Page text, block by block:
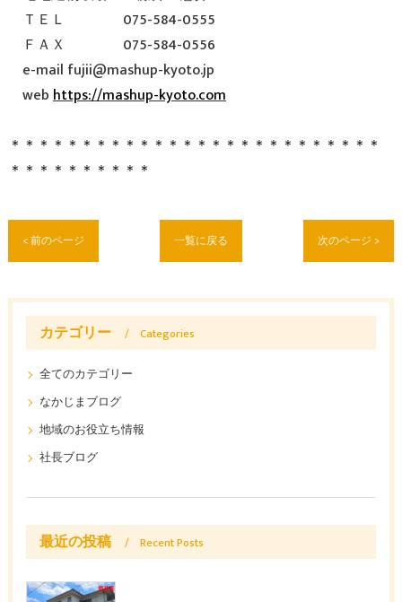
ＴＥＬ 075-584-0555
ＦＡＸ 075-584-0556
e-mail fujii@mashup-kyoto.jp
webhttps://mashup-kyoto.com
＊＊＊＊＊＊＊＊＊＊＊＊＊＊＊＊＊＊＊＊＊＊＊＊＊＊
＊＊＊＊＊＊＊＊＊＊
< 前のページ 一覧に戻る 次のページ >
カテゴリー Categories
全てのカテゴリー
なかじまブログ
地域のお役立ち情報
社長ブログ
最近の投稿 Recent Posts